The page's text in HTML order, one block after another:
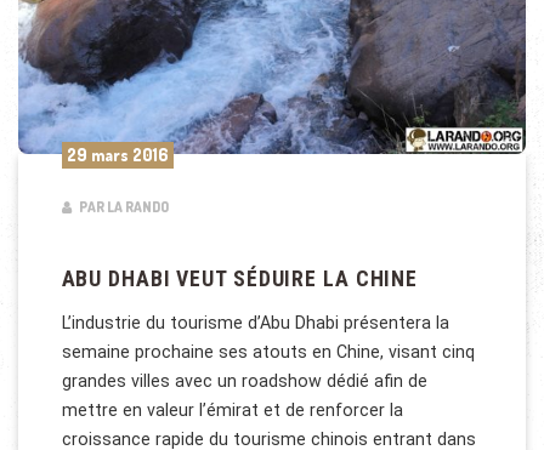
29 mars 2016
PAR LA RANDO
ABU DHABI VEUT SÉDUIRE LA CHINE
L’industrie du tourisme d’Abu Dhabi présentera la
semaine prochaine ses atouts en Chine, visant cinq
grandes villes avec un roadshow dédié afin de
mettre en valeur l’émirat et de renforcer la
croissance rapide du tourisme chinois entrant dans